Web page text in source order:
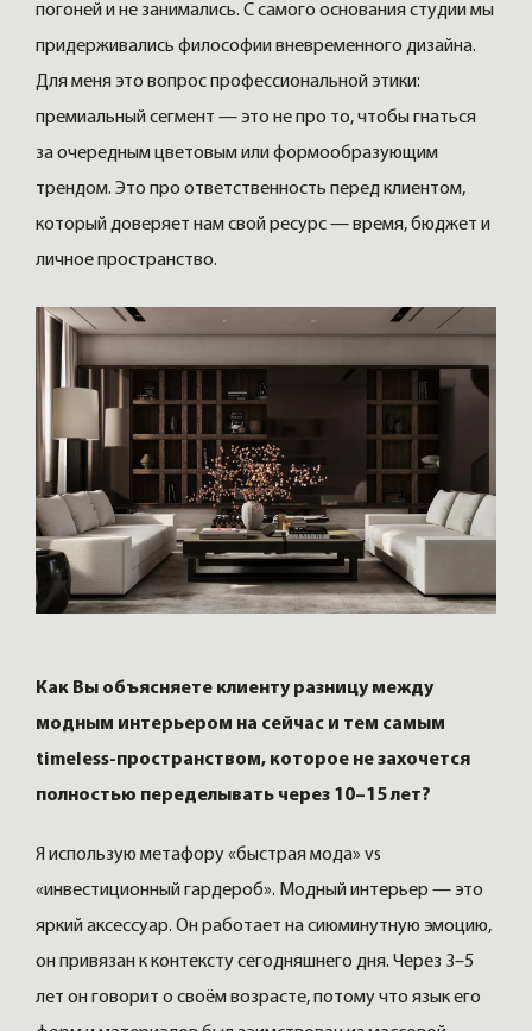
погоней и не занимались. С самого основания студии мы
придерживались философии вневременного дизайна.
Для меня это вопрос профессиональной этики:
премиальный сегмент — это не про то, чтобы гнаться
за очередным цветовым или формообразующим
трендом. Это про ответственность перед клиентом,
который доверяет нам свой ресурс — время, бюджет и
личное пространство.
Как Вы объясняете клиенту разницу между
модным интерьером на сейчас и тем самым
timeless-пространством, которое не захочется
полностью переделывать через 10–15 лет?
Я использую метафору «быстрая мода» vs
«инвестиционный гардероб». Модный интерьер — это
яркий аксессуар. Он работает на сиюминутную эмоцию,
он привязан к контексту сегодняшнего дня. Через 3–5
лет он говорит о своём возрасте, потому что язык его